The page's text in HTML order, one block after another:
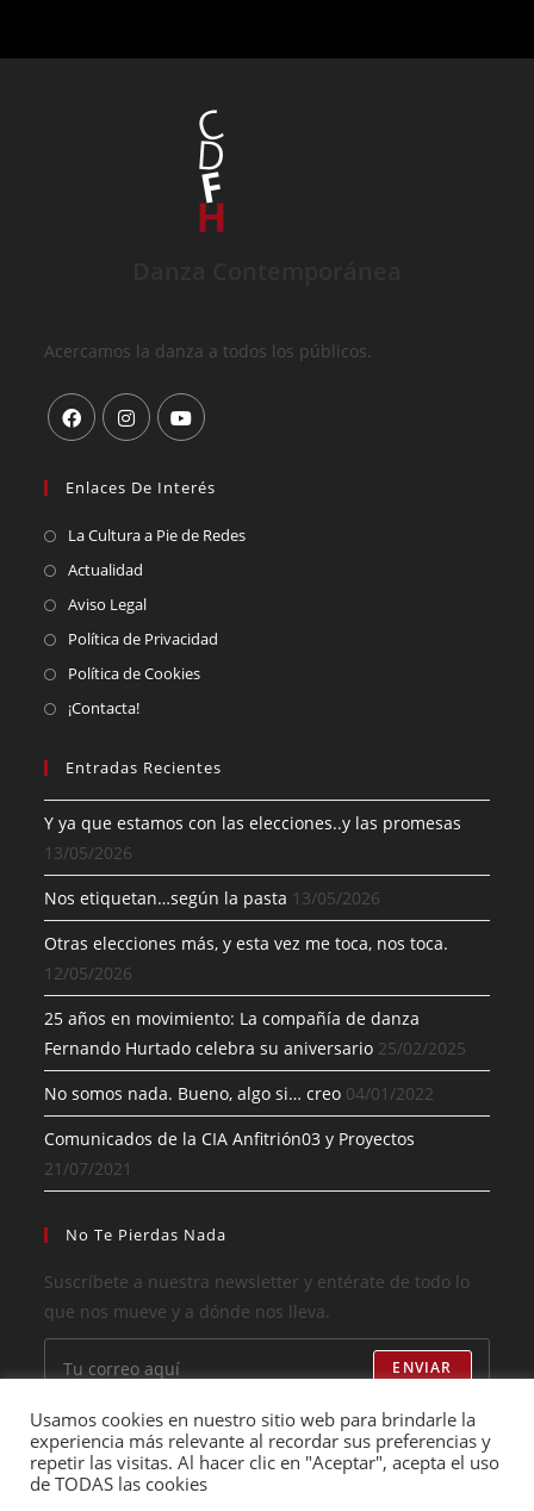
Acercamos la danza a todos los públicos.
Enlaces De Interés
La Cultura a Pie de Redes
Actualidad
Aviso Legal
Política de Privacidad
Política de Cookies
¡Contacta!
Entradas Recientes
Y ya que estamos con las elecciones..y las promesas
13/05/2026
Nos etiquetan…según la pasta 13/05/2026
Otras elecciones más, y esta vez me toca, nos toca.
12/05/2026
25 años en movimiento: La compañía de danza
Fernando Hurtado celebra su aniversario 25/02/2025
No somos nada. Bueno, algo si… creo 04/01/2022
Comunicados de la CIA Anfitrión03 y Proyectos
21/07/2021
No Te Pierdas Nada
Suscríbete a nuestra newsletter y entérate de todo lo
que nos mueve y a dónde nos lleva.
ENVIAR
He leído y acepto los términos
Usamos cookies en nuestro sitio web para brindarle la
experiencia más relevante al recordar sus preferencias y
repetir las visitas. Al hacer clic en "Aceptar", acepta el uso
de TODAS las cookies